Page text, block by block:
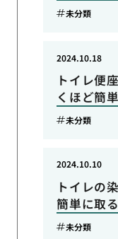
未分類
トイレ便
くほど簡
2024.10.18
未分類
トイレの
簡単に取
2024.10.10
未分類